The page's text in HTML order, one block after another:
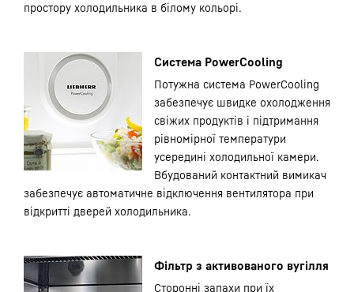
простору холодильника в білому кольорі.
Система PowerCooling
Потужна система PowerCooling
забезпечує швидке охолодження
свіжих продуктів і підтримання
рівномірної температури
усередині холодильної камери.
Вбудований контактний вимикач
забезпечує автоматичне відключення вентилятора при
відкритті дверей холодильника.
Фільтр з активованого вугілля
Сторонні запахи при їх